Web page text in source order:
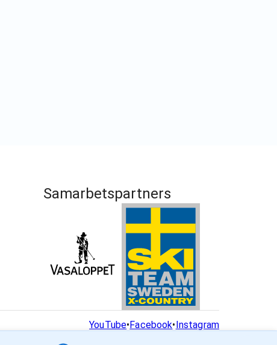
Samarbetspartners
YouTube•Facebook•Instagram